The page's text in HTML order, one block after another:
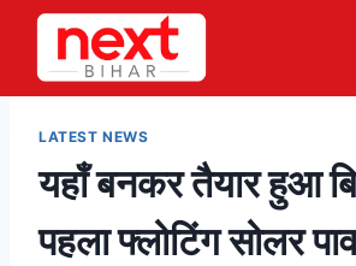
Skip
content
LATEST NEWS
यहाँ बनकर तैयार हुआ
पहला फ्लोटिंग सोलर